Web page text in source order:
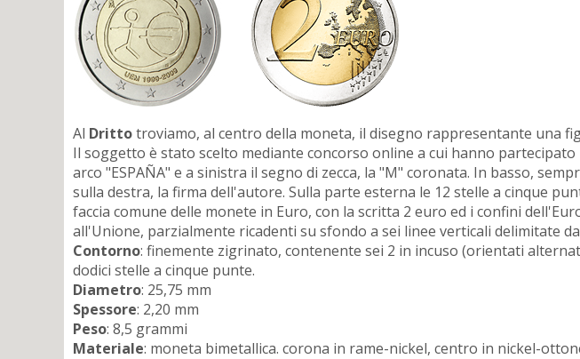
Al Drittotroviamo, al centro della moneta, il disegno rappresentante una
Il soggetto è stato scelto mediante concorso online a cui hanno
arco "ESPAÑA" e a sinistra il segno di zecca, la "M" coronata. In basso,
sulla destra, la firma dell'autore. Sulla parte esterna le 12 stelle a cinque
faccia comune delle monete in Euro, con la scritta 2 euro ed i confini
all'Unione, parzialmente ricadenti su sfondo a sei linee verticali delimitate
Contorno: finemente zigrinato, contenente sei 2 in incuso (orientati
dodici stelle a cinque punte.
Diametro: 25,75 mm
Spessore: 2,20 mm
Peso: 8,5 grammi
Materiale: moneta bimetallica. corona in rame-nickel, centro in nickel-